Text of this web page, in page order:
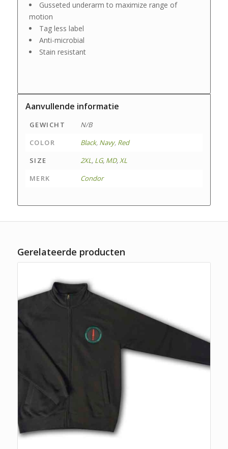
Gusseted underarm to maximize range of
motion
Tag less label
Anti-microbial
Stain resistant
Aanvullende informatie
GEWICHT
N/B
COLOR
Black, Navy, Red
SIZE
2XL, LG, MD,XL
MERK
Condor
Gerelateerde producten